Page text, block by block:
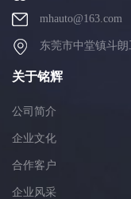
mhauto@163.com
东莞市中堂镇斗
关于铭辉
公司简介
企业文化
合作客户
企业风采